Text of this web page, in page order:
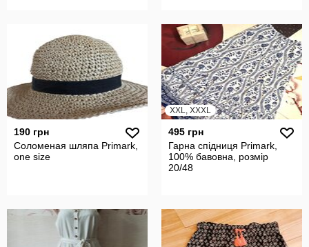
190 грн
Соломеная шляпа Primark,
one size
XXL, XXXL
495 грн
Гарна спідниця Primark,
100% бавовна, розмір
20/48